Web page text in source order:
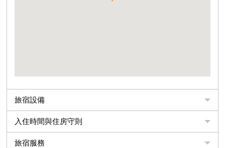
旅宿設備
入住時間與住房守則
旅宿服務